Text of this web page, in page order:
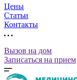
Цены
Статьи
Контакты
Вызов на дом
Записаться на прием